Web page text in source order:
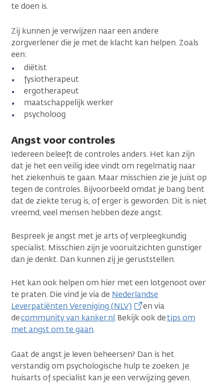
te doen is.
Zij kunnen je verwijzen naar een andere
zorgverlener die je met de klacht kan helpen. Zoals
een:
diëtist
fysiotherapeut
ergotherapeut
maatschappelijk werker
psycholoog
Angst voor controles
Iedereen beleeft de controles anders. Het kan zijn
dat je het een veilig idee vindt om regelmatig naar
het ziekenhuis te gaan. Maar misschien zie je juist op
tegen de controles. Bijvoorbeeld omdat je bang bent
dat de ziekte terug is, of erger is geworden. Dit is niet
vreemd, veel mensen hebben deze angst.
Bespreek je angst met je arts of verpleegkundig
specialist. Misschien zijn je vooruitzichten gunstiger
dan je denkt. Dan kunnen zij je geruststellen.
Het kan ook helpen om hier met een lotgenoot over
te praten. Die vind je via de Nederlandse
Leverpatiënten Vereniging (NLV)
en via
decommunity van kanker.nl. Bekijk ook detips om
met angst om te gaan.
Gaat de angst je leven beheersen? Dan is het
verstandig om psychologische hulp te zoeken. Je
huisarts of specialist kan je een verwijzing geven.